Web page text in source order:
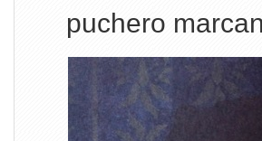
puchero